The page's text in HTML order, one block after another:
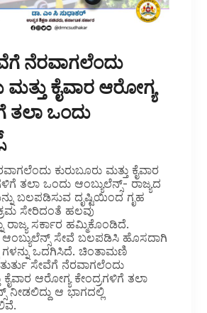
ನೆರವಾಗಲೆಂದು
ಮತ್ತು ಕೈವಾರ ಆರೋಗ್ಯ
ತಲಾ ಒಂದು
ಕುರುಬೂರು ಮತ್ತು ಕೈವಾರ
ತಲಾ ಒಂದು ಆಂಬ್ಯುಲೆನ್ಸ್- ರಾಜ್ಯದ
ಬಲಪಡಿಸುವ ದೃಷ್ಟಿಯಿಂದ ಗೃಹ
ಸೇರಿದಂತೆ ಹಲವು
ರಾಜ್ಯ ಸರ್ಕಾರ ಹಮ್ಮಿಕೊಂಡಿದೆ.
ಆಂಬ್ಯುಲೆನ್ಸ್ ಸೇವೆ ಬಲಪಡಿಸಿ ಹೊಸದಾಗಿ
ಗಳನ್ನು ಒದಗಿಸಿದೆ. ಚಿಂತಾಮಣಿ
ತುರ್ತು ಸೇವೆಗೆ ನೆರವಾಗಲೆಂದು
ಕೈವಾರ ಆರೋಗ್ಯ ಕೇಂದ್ರಗಳಿಗೆ ತಲಾ
ನೀಡಲಿದ್ದು ಆ ಭಾಗದಲ್ಲಿ